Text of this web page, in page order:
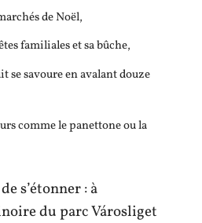
de Noël,
familiales et sa bûche,
se savoure en avalant douze
comme le panettone ou la
s’étonner : à
du parc Városliget